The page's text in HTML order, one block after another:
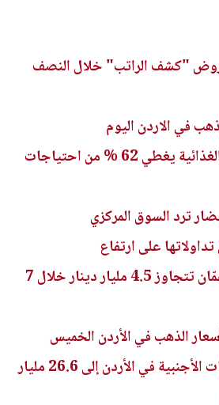
قروض "كشف الراتب" خلال النصف
في الاردن اليوم
قطاع الصناعات الغذائية يغطي 62 % من احتياجات
على ارتفاع
صادرات صناعة عمّان تتجاوز 4.5 مليار دينار خلال 7
الذهب في الأردن الخميس
ارتفاع الاحتياطيات الأجنبية في الأردن إلى 26.6 مليار